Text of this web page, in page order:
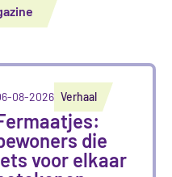
die
voor elkaar
08-2026 Verhaal